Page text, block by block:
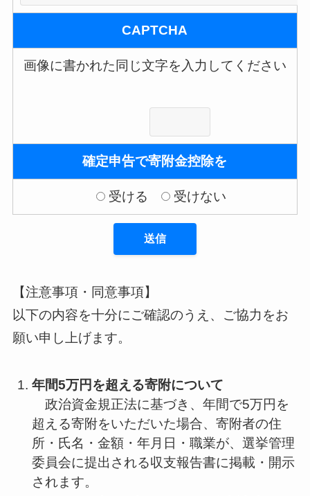
CAPTCHA
画像に書かれた同じ文字を入力してください
確定申告で寄附金控除を
受ける 受けない
【注意事項・同意事項】
以下の内容を十分にご確認のうえ、ご協力をお
願い申し上げます。
年間5万円を超える寄附について
政治資金規正法に基づき、年間で5万円を
超える寄附をいただいた場合、寄附者の住
所・氏名・金額・年月日・職業が、選挙管理
委員会に提出される収支報告書に掲載・開示
されます。